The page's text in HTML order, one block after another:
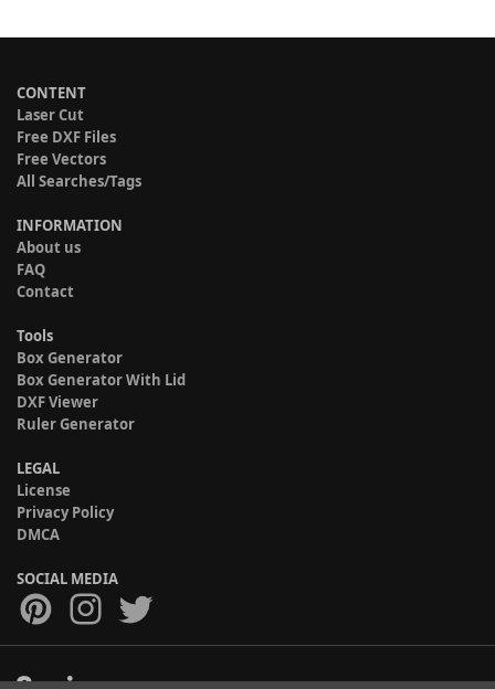
CONTENT
Laser Cut
Free DXF Files
Free Vectors
All Searches/Tags
INFORMATION
About us
FAQ
Contact
Tools
Box Generator
Box Generator With Lid
DXF Viewer
Ruler Generator
LEGAL
License
Privacy Policy
DMCA
SOCIAL MEDIA